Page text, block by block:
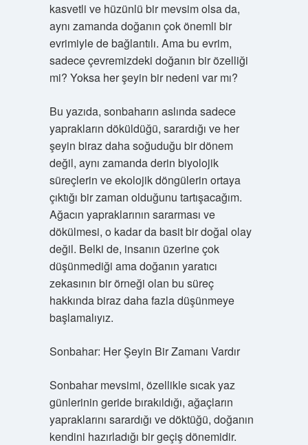
kasvetli ve hüzünlü bir mevsim olsa da,
aynı zamanda doğanın çok önemli bir
evrimiyle de bağlantılı. Ama bu evrim,
sadece çevremizdeki doğanın bir özelliği
mi? Yoksa her şeyin bir nedeni var mı?
Bu yazıda, sonbaharın aslında sadece
yaprakların döküldüğü, sarardığı ve her
şeyin biraz daha soğuduğu bir dönem
değil, aynı zamanda derin biyolojik
süreçlerin ve ekolojik döngülerin ortaya
çıktığı bir zaman olduğunu tartışacağım.
Ağacın yapraklarının sararması ve
dökülmesi, o kadar da basit bir doğal olay
değil. Belki de, insanın üzerine çok
düşünmediği ama doğanın yaratıcı
zekasının bir örneği olan bu süreç
hakkında biraz daha fazla düşünmeye
başlamalıyız.
Sonbahar: Her Şeyin Bir Zamanı Vardır
Sonbahar mevsimi, özellikle sıcak yaz
günlerinin geride bırakıldığı, ağaçların
yapraklarını sarardığı ve döktüğü, doğanın
kendini hazırladığı bir geçiş dönemidir.